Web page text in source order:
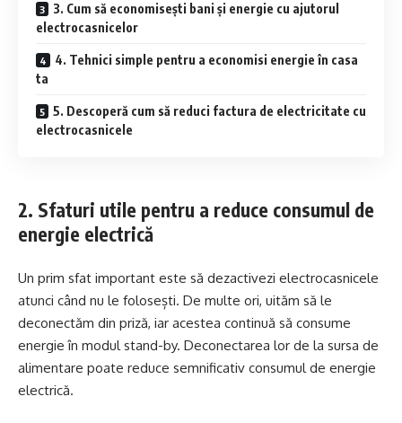
3. Cum să economisești bani și energie cu ajutorul
electrocasnicelor
4. Tehnici simple pentru a economisi energie în casa
ta
5. Descoperă cum să reduci factura de electricitate cu
electrocasnicele
2. Sfaturi utile pentru a reduce consumul de
energie electrică
Un prim sfat important este să dezactivezi electrocasnicele
atunci când nu le folosești. De multe ori, uităm să le
deconectăm din priză, iar acestea continuă să consume
energie în modul stand-by. Deconectarea lor de la sursa de
alimentare poate reduce semnificativ consumul de energie
electrică.